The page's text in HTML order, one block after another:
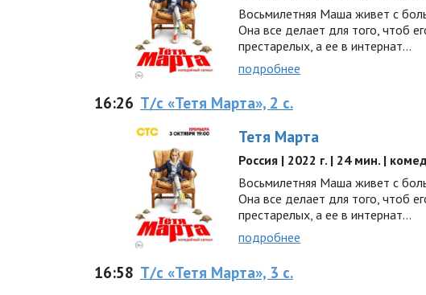
Восьмилетняя Маша живет с
Она все делает для того, чтоб
престарелых, а ее в интернат…
подробнее
16:26 Т/с «Тетя Марта», 2 с.
Тетя Марта
Россия | 2022 г. | 24 мин. |
Восьмилетняя Маша живет с
Она все делает для того, чтоб
престарелых, а ее в интернат…
подробнее
16:58 Т/с «Тетя Марта», 3 с.